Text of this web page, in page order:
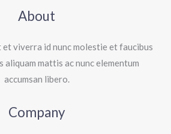
About
viverra id nunc molestie et faucibus
aliquam mattis ac nunc elementum
accumsan libero.
Company